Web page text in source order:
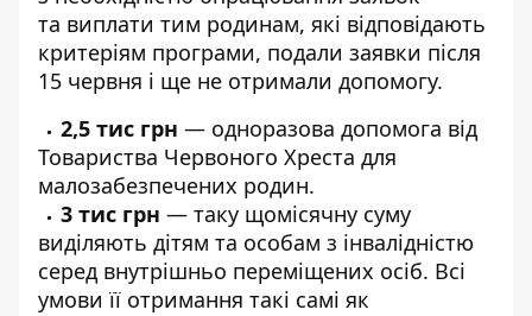
та виплати тим родинам, які відповідають
критеріям програми, подали заявки після
15 червня і ще не отримали допомогу.
2,5 тис грн — одноразова допомога від
Товариства Червоного Хреста для
малозабезпечених родин.
3 тис грн — таку щомісячну суму
виділяють дітям та особам з інвалідністю
серед внутрішньо переміщених осіб. Всі
умови її отримання такі самі як